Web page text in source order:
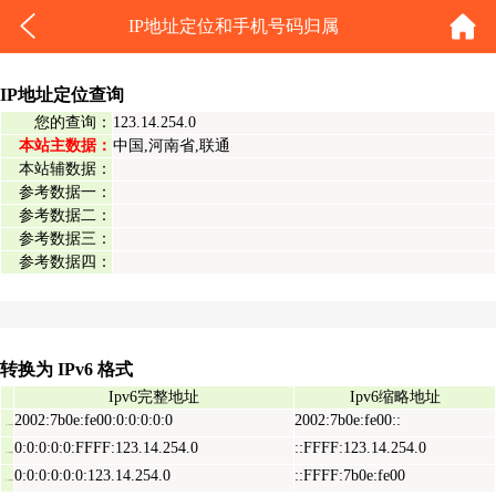
IP地址定位和手机号码归属
IP地址定位查询
您的查询： 123.14.254.0
本站主数据： 中国,河南省,联通
本站辅数据：
参考数据一：
参考数据二：
参考数据三：
参考数据四：
转换为 IPv6 格式
Ipv6完整地址 Ipv6缩略地址
2002:7b0e:fe00:0:0:0:0:0 2002:7b0e:fe00::
0:0:0:0:0:FFFF:123.14.254.0 ::FFFF:123.14.254.0
0:0:0:0:0:0:123.14.254.0 ::FFFF:7b0e:fe00